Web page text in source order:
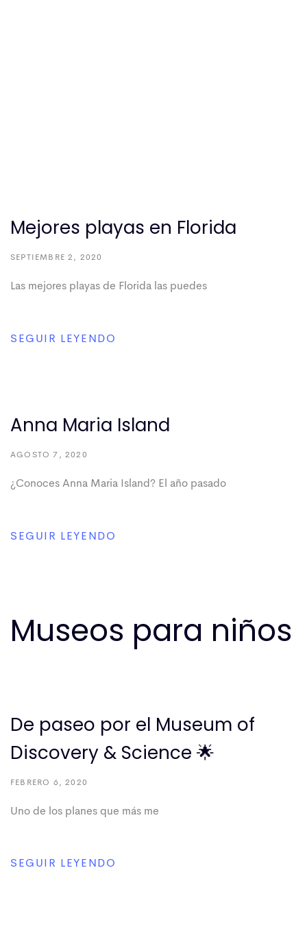
Mejores playas en Florida
SEPTIEMBRE 2, 2020
Las mejores playas de Florida las puedes
SEGUIR LEYENDO
Anna Maria Island
AGOSTO 7, 2020
¿Conoces Anna Maria Island? El año pasado
SEGUIR LEYENDO
Museos para niños
De paseo por el Museum of
Discovery & Science 🌟
FEBRERO 6, 2020
Uno de los planes que más me
SEGUIR LEYENDO